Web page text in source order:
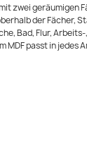
zwei geräumigen
der Fächer,
Bad, Flur,
MDF passt in jedes